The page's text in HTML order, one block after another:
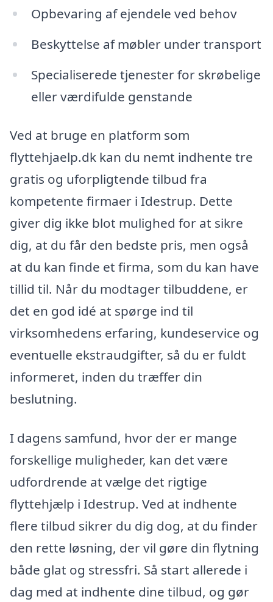
Opbevaring af ejendele ved behov
Beskyttelse af møbler under transport
Specialiserede tjenester for skrøbelige
eller værdifulde genstande
Ved at bruge en platform som
flyttehjaelp.dk kan du nemt indhente tre
gratis og uforpligtende tilbud fra
kompetente firmaer i Idestrup. Dette
giver dig ikke blot mulighed for at sikre
dig, at du får den bedste pris, men også
at du kan finde et firma, som du kan have
tillid til. Når du modtager tilbuddene, er
det en god idé at spørge ind til
virksomhedens erfaring, kundeservice og
eventuelle ekstraudgifter, så du er fuldt
informeret, inden du træffer din
beslutning.
I dagens samfund, hvor der er mange
forskellige muligheder, kan det være
udfordrende at vælge det rigtige
flyttehjælp i Idestrup. Ved at indhente
flere tilbud sikrer du dig dog, at du finder
den rette løsning, der vil gøre din flytning
både glat og stressfri. Så start allerede i
dag med at indhente dine tilbud, og gør